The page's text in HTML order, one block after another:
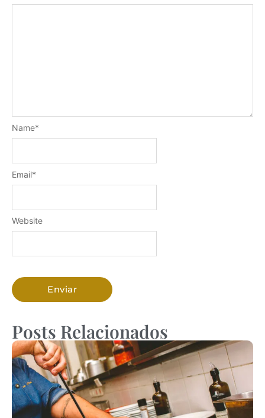
Name*
Email*
Website
Posts Relacionados